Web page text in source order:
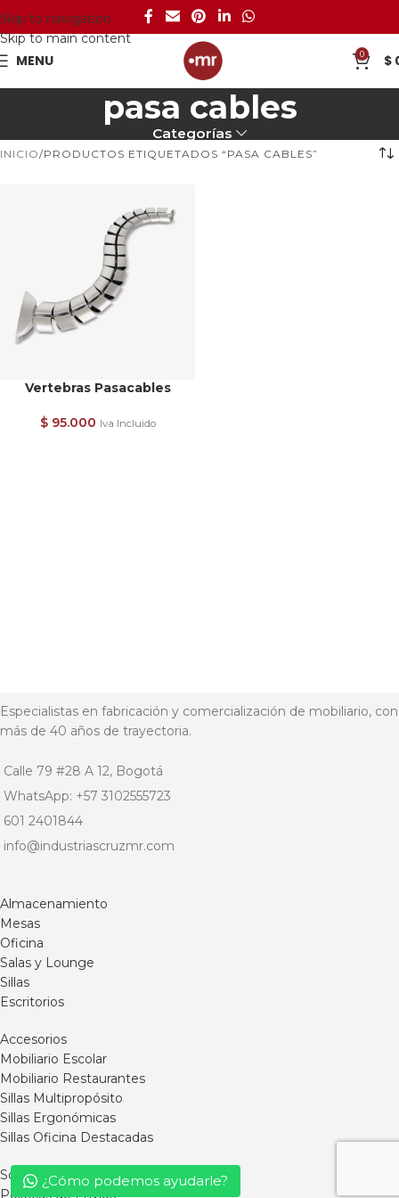
Skip to navigation
Skip to main content
MENU 0 $
pasa cables
Categorías
INICIO PRODUCTOS ETIQUETADOS “PASA CABLES”
Vertebras Pasacables
$95.000 Iva Incluido
Especialistas en fabricación y comercialización de mobiliario, con
más de 40 años de trayectoria.
Calle 79 #28 A 12, Bogotá
WhatsApp: +57 3102555723
601 2401844
info@industriascruzmr.com
Almacenamiento
Mesas
Oficina
Salas y Lounge
Sillas
Escritorios
Accesorios
Mobiliario Escolar
Mobiliario Restaurantes
Sillas Multipropósito
Sillas Ergonómicas
Sillas Oficina Destacadas
Somos MR
Políticas de Envíos
¿Cómo podemos ayudarle?